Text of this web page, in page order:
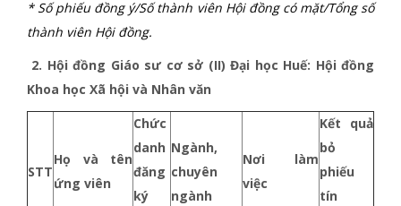
* Số phiếu đồng ý/Số thành viên Hội đồng có mặt/Tổng số
thành viên Hội đồng.
2. Hội đồng Giáo sư cơ sở (II) Đại học Huế: Hội đồng
Khoa học Xã hội và Nhân văn
STT
Họ và tên
ứng viên
Chức
danh
đăng
ký
Ngành,
chuyên
ngành
Nơi làm
việc
Kết quả
bỏ
phiếu
tín